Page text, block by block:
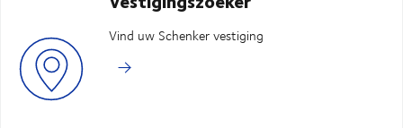
Vind uw Schenker vestiging